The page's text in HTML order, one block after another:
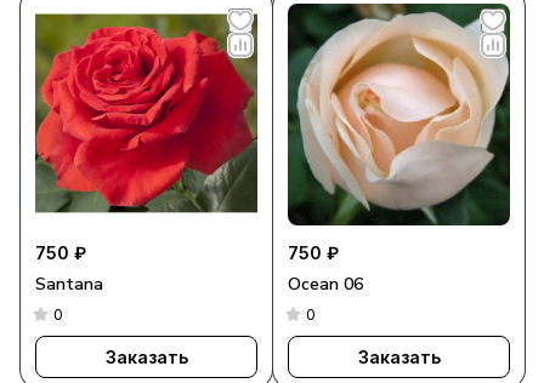
750 ₽
Santana
0
Заказать
750 ₽
Ocean 06
0
Заказать